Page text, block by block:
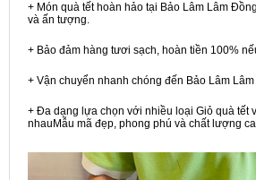
+ Món quà tết hoàn hảo tại Bảo Lâm Lâm
và ấn tượng.
+ Bảo đảm hàng tươi sạch, hoàn tiền 100%
+ Vận chuyển nhanh chóng đến Bảo Lâm
+ Đa dạng lựa chọn với nhiều loại Giỏ quà tết
nhauMẫu mã đẹp, phong phú và chất lượng